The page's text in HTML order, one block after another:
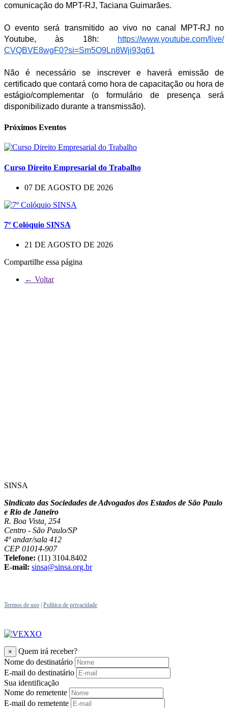
comunicação do MPT-RJ, Taciana Guimarães.
O evento será transmitido ao vivo no canal MPT-RJ no
Youtube, às 18h:
https://www.youtube.com/live/
CVQBVE8wgF0?si=Sm5O9Ln8Wji93q61
Não é necessário se inscrever e haverá emissão de
certificado que contará como hora de capacitação ou hora de
estágio/complementar (o formulário de presença será
disponibilizado durante a transmissão).
Próximos Eventos
Curso Direito Empresarial do Trabalho
07 DE AGOSTO DE 2026
7º Colóquio SINSA
21 DE AGOSTO DE 2026
Compartilhe essa página
← Voltar
SINSA
Sindicato das Sociedades de Advogados dos Estados de São Paulo
e Rio de Janeiro
R. Boa Vista, 254
Centro - São Paulo/SP
4º andar/sala 412
CEP 01014-907
Telefone: (11) 3104.8402
E-mail: sinsa@sinsa.org.br
Termos de uso Política de privacidade
×
Quem irá receber?
Nome do destinatário
E-mail do destinatário
Sua identificação
Nome do remetente
E-mail do remetente